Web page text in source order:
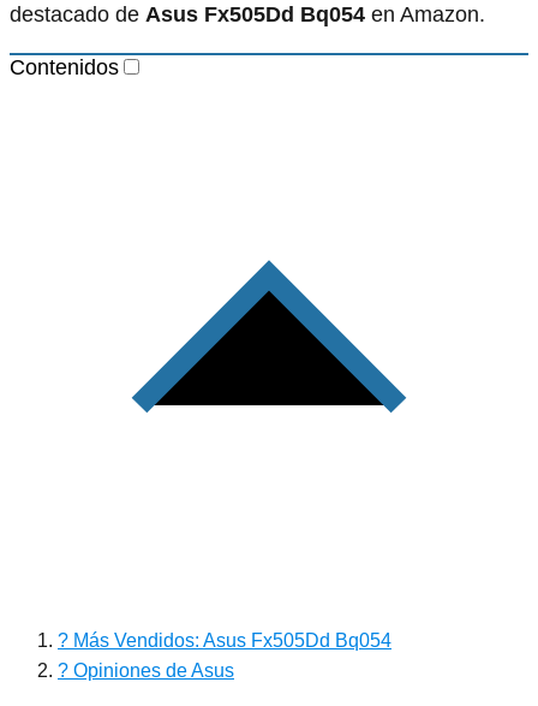
destacado de Asus Fx505Dd Bq054 en Amazon.
Contenidos
? Más Vendidos: Asus Fx505Dd Bq054
? Opiniones de Asus